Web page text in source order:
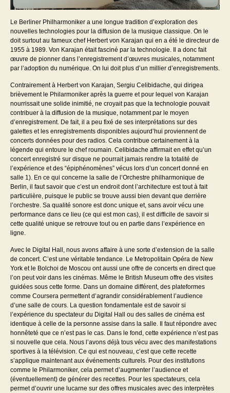
Le Berliner Philharmoniker a une longue tradition d’exploration des
nouvelles technologies pour la diffusion de la musique classique. On le
doit surtout au fameux chef Herbert von Karajan qui en a été le directeur de
1955 à 1989. Von Karajan était fasciné par la technologie. Il a donc fait
œuvre de pionner dans l’enregistrement d’œuvres musicales, notamment
par l’adoption du numérique. On lui doit plus d’un millier d’enregistrements.
Contrairement à Herbert von Karajan, Sergiu Celibidache, qui dirigea
brièvement le Philarmoniker après la guerre et pour lequel von Karajan
nourrissait une solide inimitié, ne croyait pas que la technologie pouvait
contribuer à la diffusion de la musique, notamment par le moyen
d’enregistrement. De fait, il a peu fixé de ses interprétations sur des
galettes et les enregistrements disponibles aujourd’hui proviennent de
concerts données pour des radios. Cela contribue certainement à la
légende qui entoure le chef roumain. Celibidache affirmait en effet qu’un
concert enregistré sur disque ne pourrait jamais rendre la totalité de
l’expérience et des “épiphénomènes” vécus lors d’un concert donné en
salle 1). En ce qui concerne la salle de l’Orchestre philharmonique de
Berlin, il faut savoir que c’est un endroit dont l’architecture est tout à fait
particulière, puisque le public se trouve aussi bien devant que derrière
l’orchestre. Sa qualité sonore est donc unique et, sans avoir vécu une
performance dans ce lieu (ce qui est mon cas), il est difficile de savoir si
cette qualité unique se retrouve tout ou en partie dans l’expérience en
ligne.
Avec le Digital Hall, nous avons affaire à une sorte d’extension de la salle
de concert. C’est une véritable tendance. Le Metropolitain Opéra de New
York et le Bolchoi de Moscou ont aussi une offre de concerts en direct que
l’on peut voir dans les cinémas. Même le British Museum offre des visites
guidées sous cette forme. Dans un domaine différent, des plateformes
comme Coursera permettent d’agrandir considérablement l’audience
d’une salle de cours. La question fondamentale est de savoir si
l’expérience du spectateur du Digital Hall ou des salles de cinéma est
identique à celle de la personne assise dans la salle. Il faut répondre avec
honnêteté que ce n’est pas le cas. Dans le fond, cette expérience n’est pas
si nouvelle que cela. Nous l’avons déjà tous vécu avec des manifestations
sportives à la télévision. Ce qui est nouveau, c’est que cette recette
s’applique maintenant aux événements culturels. Pour des institutions
comme le Philarmoniker, cela permet d’augmenter l’audience et
(éventuellement) de générer des recettes. Pour les spectateurs, cela
permet d’ouvrir une lucarne sur des offres musicales avec des interprètes